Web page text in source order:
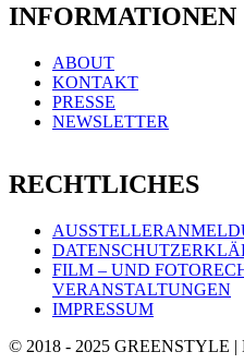
INFORMATIONEN
ABOUT
KONTAKT
PRESSE
NEWSLETTER
RECHTLICHES
FILM – UND
VERANSTALTUNGEN
IMPRESSUM
© 2018 - 2025 GREENSTYLE |